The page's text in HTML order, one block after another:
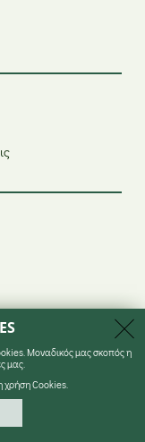
& Σχεδιασμός
Μοναδικός μας σκοπός η
μας.
χρήση Cookies.